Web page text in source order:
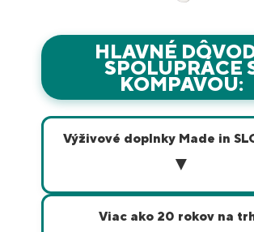
HLAVNÉ
SPOLUPRÁCE
KOMPAVOU:
Výživové doplnky Made in
▼
Viac ako 20 rokov na